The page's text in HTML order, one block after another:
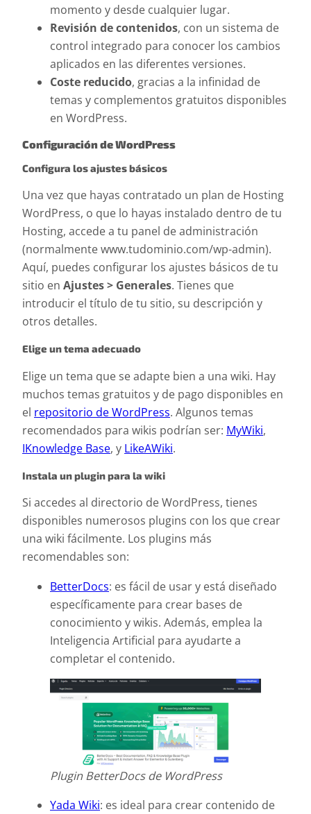
momento y desde cualquier lugar.
Revisión de contenidos, con un sistema de
control integrado para conocer los cambios
aplicados en las diferentes versiones.
Coste reducido, gracias a la infinidad de
temas y complementos gratuitos disponibles
en WordPress.
Configuración de WordPress
Configura los ajustes básicos
Una vez que hayas contratado un plan de Hosting
WordPress, o que lo hayas instalado dentro de tu
Hosting, accede a tu panel de administración
(normalmente www.tudominio.com/wp-admin).
Aquí, puedes configurar los ajustes básicos de tu
sitio en Ajustes > Generales. Tienes que
introducir el título de tu sitio, su descripción y
otros detalles.
Elige un tema adecuado
Elige un tema que se adapte bien a una wiki. Hay
muchos temas gratuitos y de pago disponibles en
el repositorio de WordPress. Algunos temas
recomendados para wikis podrían ser: MyWiki,
IKnowledge Base, y LikeAWiki.
Instala un plugin para la wiki
Si accedes al directorio de WordPress, tienes
disponibles numerosos plugins con los que crear
una wiki fácilmente. Los plugins más
recomendables son:
BetterDocs: es fácil de usar y está diseñado
específicamente para crear bases de
conocimiento y wikis. Además, emplea la
Inteligencia Artificial para ayudarte a
completar el contenido.
Plugin BetterDocs de WordPress
Yada Wiki: es ideal para crear contenido de